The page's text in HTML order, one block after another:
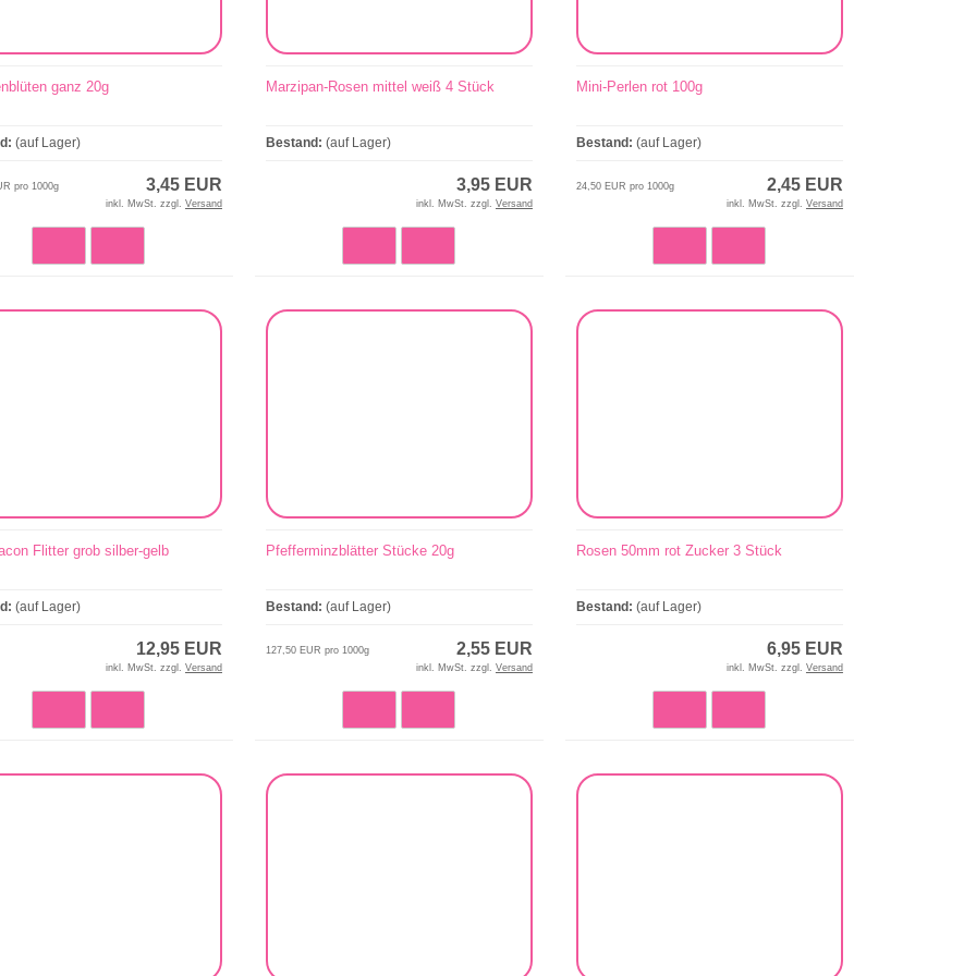
ganz 20g
(auf Lager)
3,45 EUR
pro 1000g
inkl. MwSt. zzgl. Versand
Marzipan-Rosen mittel weiß 4 Stück
Bestand: (auf Lager)
3,95 EUR
inkl. MwSt. zzgl. Versand
Mini-Perlen rot 100g
Bestand: (auf Lager)
2,45 EUR
24,50 EUR pro 1000g
inkl. MwSt. zzgl. Versand
Flitter grob silber-gelb
(auf Lager)
12,95 EUR
inkl. MwSt. zzgl. Versand
Pfefferminzblätter Stücke 20g
Bestand: (auf Lager)
2,55 EUR
127,50 EUR pro 1000g
inkl. MwSt. zzgl. Versand
Rosen 50mm rot Zucker 3 Stück
Bestand: (auf Lager)
6,95 EUR
inkl. MwSt. zzgl. Versand